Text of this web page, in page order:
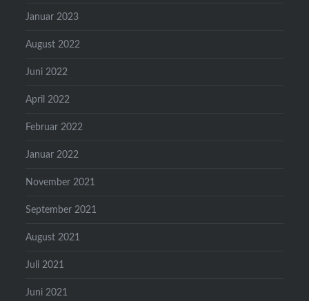
Januar 2023
August 2022
Juni 2022
April 2022
Februar 2022
Januar 2022
November 2021
September 2021
August 2021
Juli 2021
Juni 2021